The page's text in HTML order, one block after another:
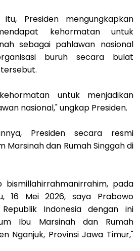
Presiden mengungkapkan
kehormatan untuk
sebagai pahlawan nasional
buruh secara bulat
untuk menjadikan
nasional," ungkap Presiden.
Presiden secara resmi
Marsinah dan Rumah Singgah di
bismillahirrahmanirrahim, pada
16 Mei 2026, saya Prabowo
Indonesia dengan ini
Ibu Marsinah dan Rumah
Nganjuk, Provinsi Jawa Timur,"